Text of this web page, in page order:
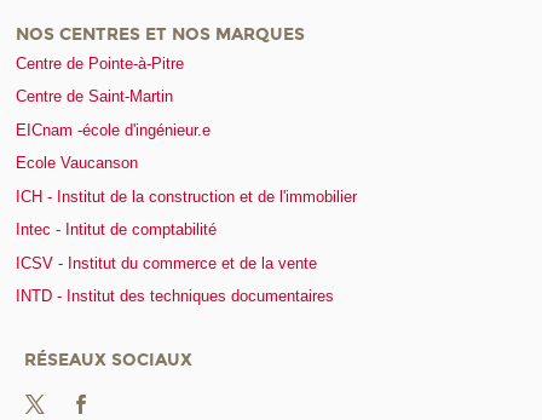
NOS CENTRES ET NOS MARQUES
Centre de Pointe-à-Pitre
Centre de Saint-Martin
EICnam -école d'ingénieur.e
Ecole Vaucanson
ICH - Institut de la construction et de l'immobilier
Intec - Intitut de comptabilité
ICSV - Institut du commerce et de la vente
INTD - Institut des techniques documentaires
RÉSEAUX SOCIAUX